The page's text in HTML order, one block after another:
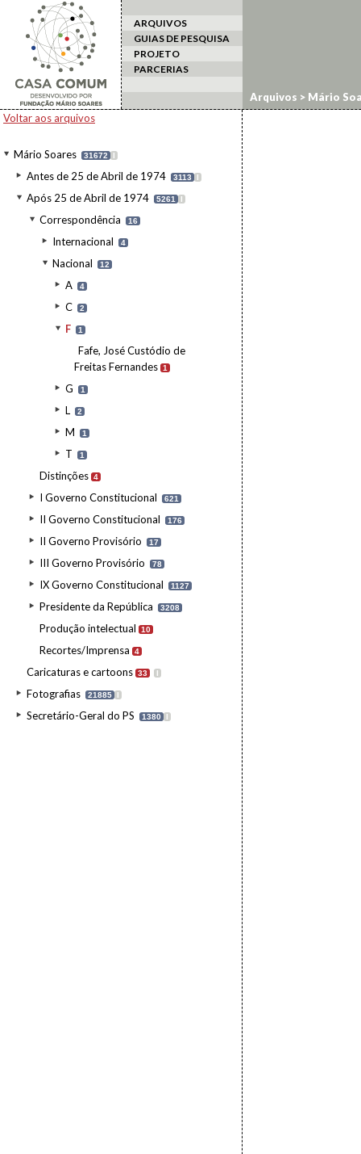
ARQUIVOS
GUIAS DE PESQUISA
PROJETO
PARCERIAS
Voltar aos arquivos
Mário Soares 31672 I
Antes de 25 de Abril de 1974 3113 I
Após 25 de Abril de 1974 5261 I
Correspondência 16
Internacional 4
Nacional 12
A 4
C 2
F 1
Fafe, José Custódio de
Freitas Fernandes 1
G 1
L 2
M 1
T 1
Distinções 4
I Governo Constitucional 621
II Governo Constitucional 176
II Governo Provisório 17
III Governo Provisório 78
IX Governo Constitucional 1127
Presidente da República 3208
Produção intelectual 10
Recortes/Imprensa 4
Caricaturas e cartoons 33 I
Fotografias 21885 I
Secretário-Geral do PS 1380 I
Arquivos > Mário